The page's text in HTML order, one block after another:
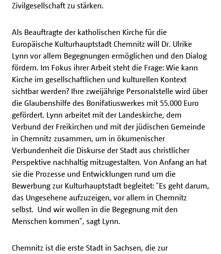
Zivilgesellschaft zu stärken.
Als Beauftragte der katholischen Kirche für die
Europäische Kulturhauptstadt Chemnitz will Dr. Ulrike
Lynn vor allem Begegnungen ermöglichen und den Dialog
fördern. Im Fokus ihrer Arbeit steht die Frage: Wie kann
Kirche im gesellschaftlichen und kulturellen Kontext
sichtbar werden? Ihre zweijährige Personalstelle wird über
die Glaubenshilfe des Bonifatiuswerkes mit 55.000 Euro
gefördert. Lynn arbeitet mit der Landeskirche, dem
Verbund der Freikirchen und mit der jüdischen Gemeinde
in Chemnitz zusammen, um in ökumenischer
Verbundenheit die Diskurse der Stadt aus christlicher
Perspektive nachhaltig mitzugestalten. Von Anfang an hat
sie die Prozesse und Entwicklungen rund um die
Bewerbung zur Kulturhauptstadt begleitet: "Es geht darum,
das Ungesehene aufzuzeigen, vor allem in Chemnitz
selbst. Und wir wollen in die Begegnung mit den
Menschen kommen", sagt Lynn.
Chemnitz ist die erste Stadt in Sachsen, die zur